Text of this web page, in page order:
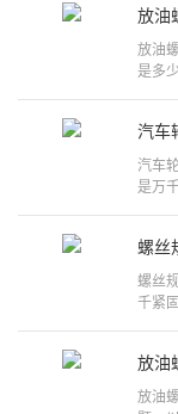
放油
是多
汽车
汽车
是万
螺丝
螺丝
千紧
放油
放油